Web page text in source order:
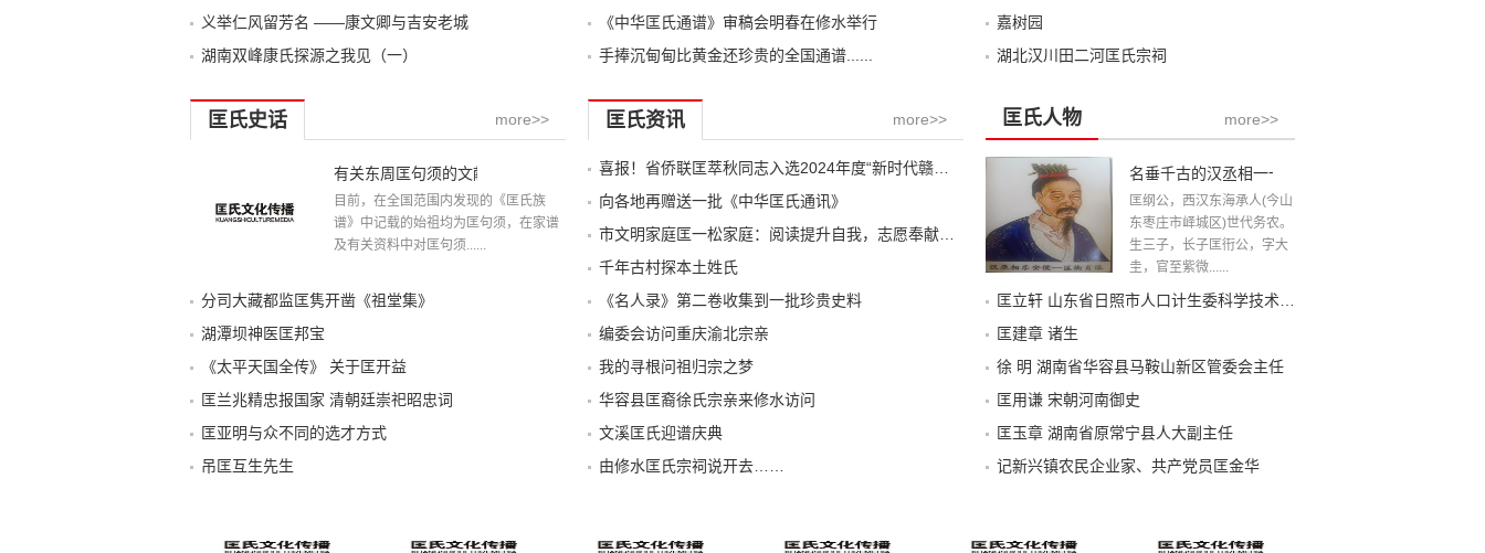
义举仁风留芳名 ——康文卿与吉安老城
湖南双峰康氏探源之我见（一）
《中华匡氏通谱》审稿会明春在修水举行
手捧沉甸甸比黄金还珍贵的全国通谱......
嘉树园
湖北汉川田二河匡氏宗祠
more>>
匡氏史话
有关东周匡句须的文献记载
目前，在全国范围内发现的《匡氏族
谱》中记载的始祖均为匡句须，在家谱
及有关资料中对匡句须......
分司大藏都监匡隽开凿《祖堂集》
湖潭坝神医匡邦宝
《太平天国全传》 关于匡开益
匡兰兆精忠报国家 清朝廷崇祀昭忠词
匡亚明与众不同的选才方式
吊匡互生先生
more>>
匡氏资讯
向各地再赠送一批《中华匡氏通讯》
千年古村探本土姓氏
《名人录》第二卷收集到一批珍贵史料
编委会访问重庆渝北宗亲
我的寻根问祖归宗之梦
华容县匡裔徐氏宗亲来修水访问
文溪匡氏迎谱庆典
由修水匡氏宗祠说开去……
more>>
匡氏人物
名垂千古的汉丞相一一匡衡公
匡纲公，西汉东海承人(今山
东枣庄市峄城区)世代务农。
生三子，长子匡衎公，字大
圭，官至紫微......
匡建章 诸生
徐 明 湖南省华容县马鞍山新区管委会主任
匡用谦 宋朝河南御史
匡玉章 湖南省原常宁县人大副主任
记新兴镇农民企业家、共产党员匡金华